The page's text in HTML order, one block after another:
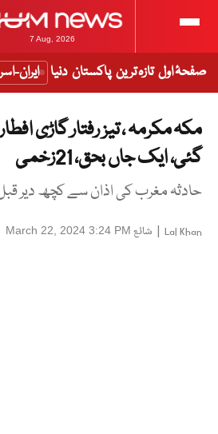
7 Aug, 2026
صفحۂ اول تازہ ترین پاکستان دنیا ایران-
مکہ مکرمہ ، تیز رفتار گاڑی
گئی، ایک جاں بحق، 21زخمی
حادثہ مغرب کی اذان سے کچھ دیر
Lal Khan
| شائع March 22, 2024 3:24 PM